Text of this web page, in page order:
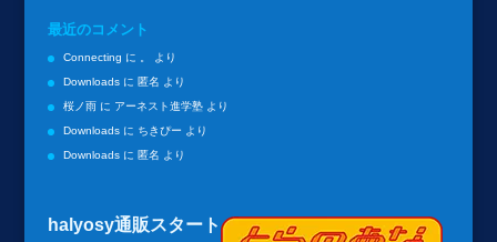
最近のコメント
Connecting に
より
Downloadsに 匿名 より
桜ノ雨に アーネスト進学塾より
Downloadsに ちきぴー より
Downloadsに 匿名 より
halyosy通販スタート